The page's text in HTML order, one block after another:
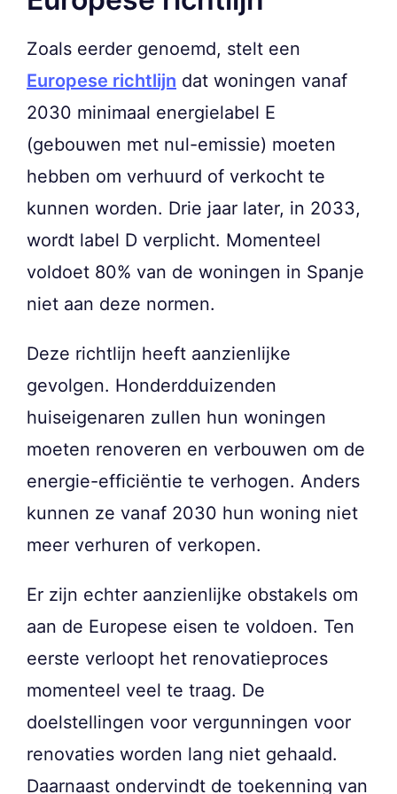
Zoals eerder genoemd, stelt een
Europese richtlijn dat woningen vanaf
2030 minimaal energielabel E
(gebouwen met nul-emissie) moeten
hebben om verhuurd of verkocht te
kunnen worden. Drie jaar later, in 2033,
wordt label D verplicht. Momenteel
voldoet 80% van de woningen in Spanje
niet aan deze normen.
Deze richtlijn heeft aanzienlijke
gevolgen. Honderdduizenden
huiseigenaren zullen hun woningen
moeten renoveren en verbouwen om de
energie-efficiëntie te verhogen. Anders
kunnen ze vanaf 2030 hun woning niet
meer verhuren of verkopen.
Er zijn echter aanzienlijke obstakels om
aan de Europese eisen te voldoen. Ten
eerste verloopt het renovatieproces
momenteel veel te traag. De
doelstellingen voor vergunningen voor
renovaties worden lang niet gehaald.
Daarnaast ondervindt de toekenning van